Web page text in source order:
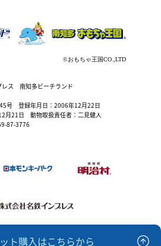
レス 南知多ビーチランド
号 登録年月日：2006年12月22日
月21日 動物取扱責任者：二見健人
87-3776
ト購入はこちらから